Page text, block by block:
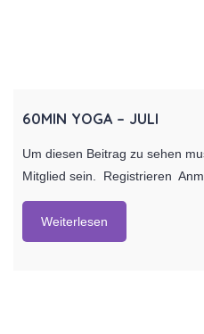
60MIN YOGA – JULI
Um diesen Beitrag zu sehen
Mitglied sein. Registrieren
Weiterlesen